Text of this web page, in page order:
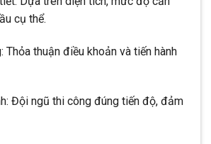
cụ thể.
Thỏa thuận điều khoản và tiến hành
Đội ngũ thi công đúng tiến độ, đảm